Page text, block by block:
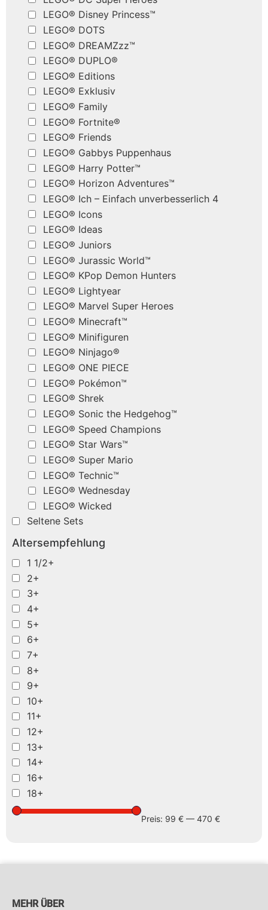
LEGO® Disney Princess™
LEGO® DOTS
LEGO® DREAMZzz™
LEGO® DUPLO®
LEGO® Editions
LEGO® Exklusiv
LEGO® Family
LEGO® Fortnite®
LEGO® Friends
LEGO® Gabbys Puppenhaus
LEGO® Harry Potter™
LEGO® Horizon Adventures™
LEGO® Ich – Einfach unverbesserlich 4
LEGO® Icons
LEGO® Ideas
LEGO® Juniors
LEGO® Jurassic World™
LEGO® KPop Demon Hunters
LEGO® Lightyear
LEGO® Marvel Super Heroes
LEGO® Minecraft™
LEGO® Minifiguren
LEGO® Ninjago®
LEGO® ONE PIECE
LEGO® Pokémon™
LEGO® Shrek
LEGO® Sonic the Hedgehog™
LEGO® Speed Champions
LEGO® Star Wars™
LEGO® Super Mario
LEGO® Technic™
LEGO® Wednesday
LEGO® Wicked
Seltene Sets
Altersempfehlung
1 1/2+
2+
3+
4+
5+
6+
7+
8+
9+
10+
11+
12+
13+
14+
16+
18+
Preis: 99 € — 470 €
MEHR ÜBER